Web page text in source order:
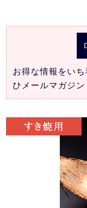
お得な情報をい
ひメールマガジン